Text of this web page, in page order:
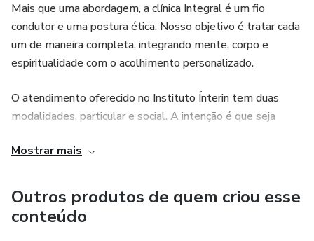
Mais que uma abordagem, a clínica Integral é um fio
condutor e uma postura ética. Nosso objetivo é tratar cada
um de maneira completa, integrando mente, corpo e
espiritualidade com o acolhimento personalizado.
O atendimento oferecido no Instituto Ínterin tem duas
modalidades, particular e social. A intenção é que seja
mais integrada. Enxergar a pessoa em sua totalidade e
terapêutico. Divulgar e popularizar a Psicoterapia Integral é
nosso maior propósito.
Mostrar mais
Outros produtos de quem criou esse
conteúdo